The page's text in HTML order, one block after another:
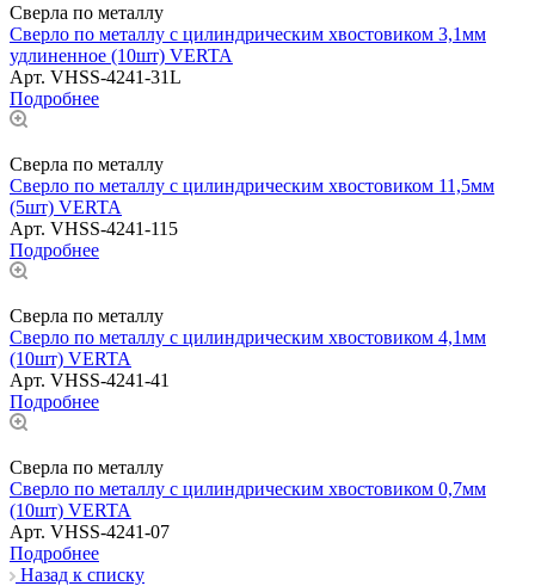
Сверла по металлу
Сверло по металлу с цилиндрическим хвостовиком 3,1мм
удлиненное (10шт) VERTA
Арт. VHSS-4241-31L
Подробнее
Сверла по металлу
Сверло по металлу с цилиндрическим хвостовиком 11,5мм
(5шт) VERTA
Арт. VHSS-4241-115
Подробнее
Сверла по металлу
Сверло по металлу с цилиндрическим хвостовиком 4,1мм
(10шт) VERTA
Арт. VHSS-4241-41
Подробнее
Сверла по металлу
Сверло по металлу с цилиндрическим хвостовиком 0,7мм
(10шт) VERTA
Арт. VHSS-4241-07
Подробнее
Назад к списку